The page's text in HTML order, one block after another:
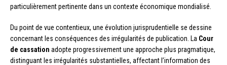
particulièrement pertinente dans un contexte économique mondialisé.
Du point de vue contentieux, une évolution jurisprudentielle se dessine
concernant les conséquences des irrégularités de publication. La Cour
de cassation adopte progressivement une approche plus pragmatique,
distinguant les irrégularités substantielles, affectant l’information des